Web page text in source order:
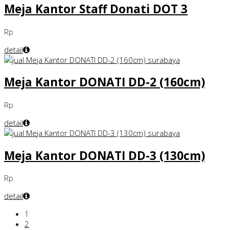
Meja Kantor Staff Donati DOT 3
Rp
detail
Meja Kantor DONATI DD-2 (160cm)
Rp
detail
Meja Kantor DONATI DD-3 (130cm)
Rp
detail
1
2